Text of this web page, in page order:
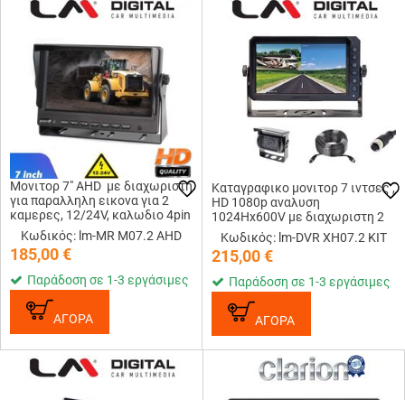
Μονιτορ 7" AHD με διαχωριστη
για παραλληλη εικονα για 2
καμερες, 12/24V, καλωδιο 4pin
, αναλυση 1024x600
Κωδικός: lm-MR M07.2 AHD
185,00€
Παράδοση σε 1-3 εργάσιμες
ΑΓΟΡΑ
Καταγραφικο μονιτορ 7 ιντσες ,
HD 1080p αναλυση
1024Ηx600V με διαχωριστη 2
εικονων φισα 4pin και
περιλαμβανει 1 καμερα
Κωδικός: lm-DVR XH07.2 KIT
215,00€
Παράδοση σε 1-3 εργάσιμες
ΑΓΟΡΑ